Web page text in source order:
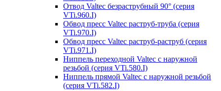
Отвод Valtec безраструбный 90° (серия
VTi.960.I)
Обвод пресс Valtec раструб-труба (серия
VTi.970.I)
Обвод пресс Valtec раструб-раструб (серия
VTi.971.I)
Ниппель переходной Valtec с наружной
резьбой (серия VTi.580.I)
Ниппель прямой Valtec с наружной резьбой
(серия VTi.582.I)